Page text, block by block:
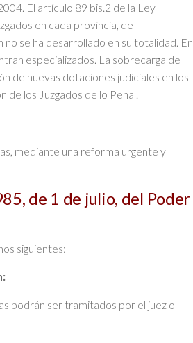
El artículo 89 bis.2 de la Ley
en cada provincia, de
se ha desarrollado en su totalidad. En
especializados. La sobrecarga de
de nuevas dotaciones judiciales en los
de los Juzgados de lo Penal.
mediante una reforma urgente y
de 1 de julio, del Poder
siguientes:
podrán ser tramitados por el juez o